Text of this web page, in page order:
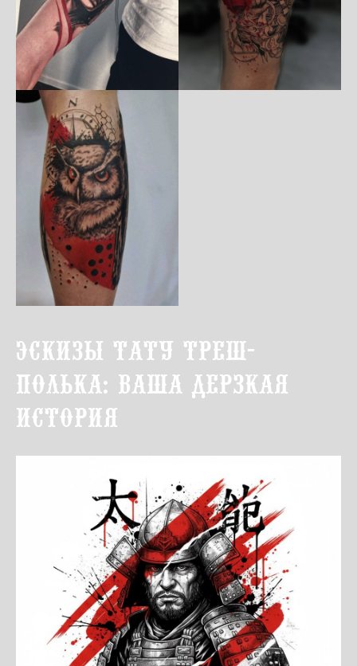
Эскизы тату Треш-
полька: ваша дерзкая
история